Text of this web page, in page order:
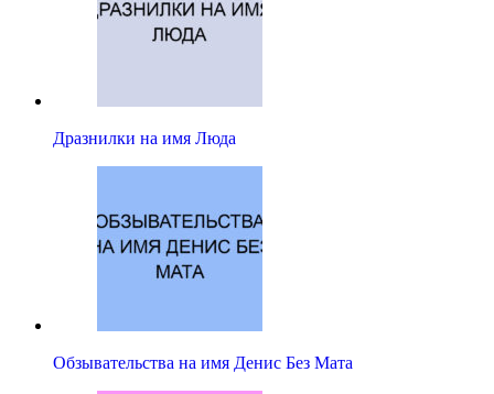
Дразнилки на имя Люда
Обзывательства на имя Денис Без Мата